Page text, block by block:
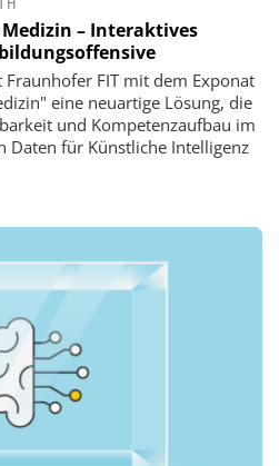
– Interaktives
Fraunhofer FIT mit dem Exponat
eine neuartige Lösung, die
und Kompetenzaufbau im
Daten für Künstliche Intelligenz